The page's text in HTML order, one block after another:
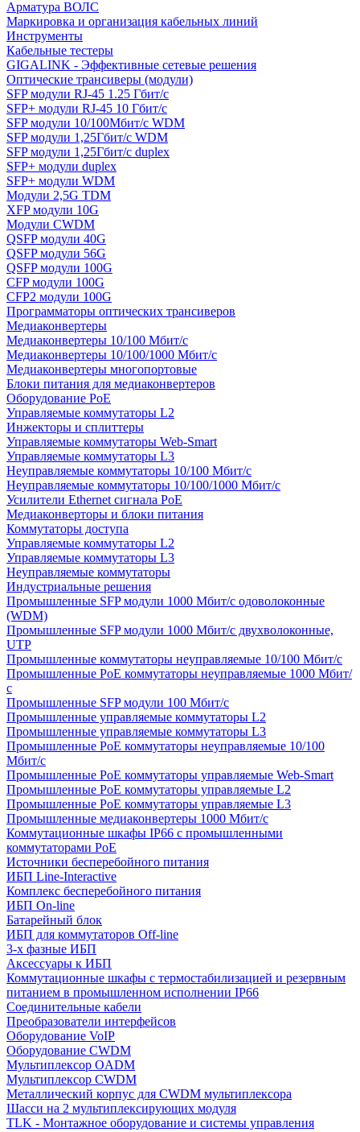
Арматура ВОЛС
Маркировка и организация кабельных линий
Инструменты
Кабельные тестеры
GIGALINK - Эффективные сетевые решения
Оптические трансиверы (модули)
SFP модули RJ-45 1.25 Гбит/c
SFP+ модули RJ-45 10 Гбит/c
SFP модули 10/100Мбит/с WDM
SFP модули 1,25Гбит/с WDM
SFP модули 1,25Гбит/с duplex
SFP+ модули duplex
SFP+ модули WDM
Модули 2,5G TDM
XFP модули 10G
Модули CWDM
QSFP модули 40G
QSFP модули 56G
QSFP модули 100G
CFP модули 100G
CFP2 модули 100G
Программаторы оптических трансиверов
Медиаконвертеры
Медиаконвертеры 10/100 Мбит/с
Медиаконвертеры 10/100/1000 Мбит/c
Медиаконвертеры многопортовые
Блоки питания для медиаконвертеров
Оборудование PoE
Управляемые коммутаторы L2
Инжекторы и сплиттеры
Управляемые коммутаторы Web-Smart
Управляемые коммутаторы L3
Неуправляемые коммутаторы 10/100 Мбит/с
Неуправляемые коммутаторы 10/100/1000 Мбит/с
Усилители Ethernet сигнала PoE
Медиаконверторы и блоки питания
Коммутаторы доступа
Управляемые коммутаторы L2
Управляемые коммутаторы L3
Неуправляемые коммутаторы
Индустриальные решения
Промышленные SFP модули 1000 Мбит/c одоволоконные
(WDM)
Промышленные SFP модули 1000 Мбит/c двухволоконные,
UTP
Промышленные коммутаторы неуправляемые 10/100 Мбит/с
Промышленные PoE коммутаторы неуправляемые 1000 Мбит/
с
Промышленные SFP модули 100 Мбит/c
Промышленные управляемые коммутаторы L2
Промышленные управляемые коммутаторы L3
Промышленные PoE коммутаторы неуправляемые 10/100
Мбит/с
Промышленные PoE коммутаторы управляемые Web-Smart
Промышленные PoE коммутаторы управляемые L2
Промышленные PoE коммутаторы управляемые L3
Промышленные медиаконвертеры 1000 Мбит/с
Коммутационные шкафы IP66 c промышленными
коммутаторами PoE
Источники бесперебойного питания
ИБП Line-Interactive
Комплекс бесперебойного питания
ИБП On-line
Батарейный блок
ИБП для коммутаторов Off-line
3-х фазные ИБП
Аксессуары к ИБП
Коммутационные шкафы с термостабилизацией и резервным
питанием в промышленном исполнении IP66
Соединительные кабели
Преобразователи интерфейсов
Оборудование VoIP
Оборудование CWDM
Мультиплекcор OADM
Мультиплексор CWDM
Металлический корпус для CWDM мультиплексора
Шасси на 2 мультиплексирующих модуля
TLK - Монтажное оборудование и системы управления